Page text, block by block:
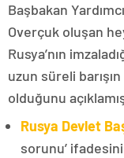
Başbakan
Overçuk oluşan
Rusya’nın
uzun süreli
olduğunu
Rusya Devlet
sorunu’